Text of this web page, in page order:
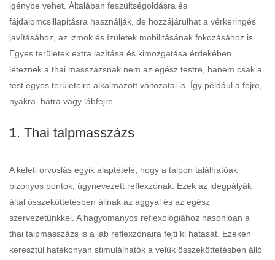
igénybe vehet. Általában feszültségoldásra és
fájdalomcsillapitásra használják, de hozzájárulhat a vérkeringés
javításához, az izmok és ízületek mobilitásának fokozásához is.
Egyes területek extra lazítása és kimozgatása érdekében
léteznek a thai masszázsnak nem az egész testre, hanem csak a
test egyes területeire alkalmazott változatai is. Így például a fejre,
nyakra, hátra vagy lábfejre.
1. Thai talpmasszázs
A keleti orvoslás egyik alaptétele, hogy a talpon találhatóak
bizonyos pontok, úgynevezett reflexzónák. Ezek az idegpályák
által összeköttetésben állnak az aggyal és az egész
szervezetünkkel. A hagyományos reflexológiához hasonlóan a
thai talpmasszázs is a láb reflexzónáira fejti ki hatását. Ezeken
keresztül hatékonyan stimulálhatók a velük összeköttetésben álló